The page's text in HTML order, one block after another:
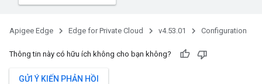
Apigee Edge Edge for Private Cloud v4.53.01 Configuration
Thông tin này có hữu ích không cho bạn không?
GỬI Ý KIẾN PHẢN HỒI